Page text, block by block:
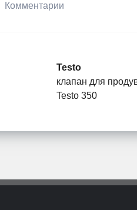
Комментарии
Testo
клапан для
Testo 350